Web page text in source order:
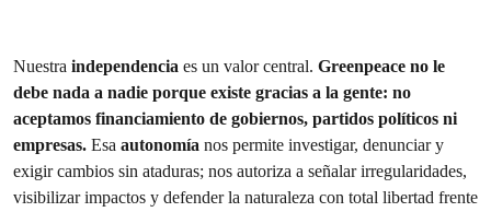
Nuestra independencia es un valor central. Greenpeace no le
debe nada a nadie porque existe gracias a la gente: no
aceptamos financiamiento de gobiernos, partidos políticos ni
empresas. Esa autonomía nos permite investigar, denunciar y
exigir cambios sin ataduras; nos autoriza a señalar irregularidades,
visibilizar impactos y defender la naturaleza con total libertad frente